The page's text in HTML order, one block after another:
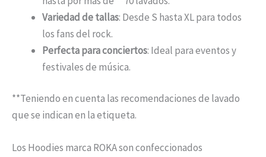
Variedad de tallas: Desde S hasta XL para todos
los fans del rock.
Perfecta para conciertos: Ideal para eventos y
festivales de música.
**Teniendo en cuenta las recomendaciones de lavado
que se indican en la etiqueta.
Los Hoodies marca ROKA son confeccionados